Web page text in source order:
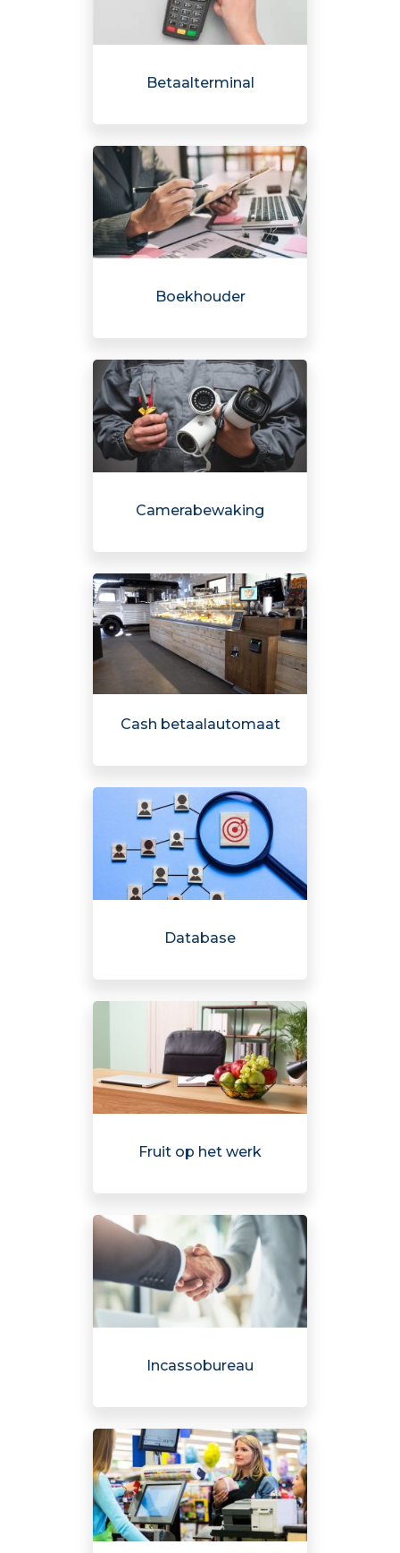
Betaalterminal
Boekhouder
Camerabewaking
Cash betaalautomaat
Database
Fruit op het werk
Incassobureau